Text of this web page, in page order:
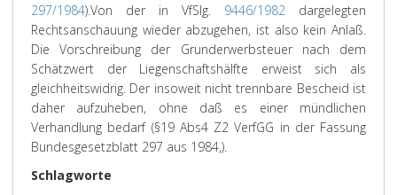
297/1984).Von der in VfSlg. 9446/1982 dargelegten
Rechtsanschauung wieder abzugehen, ist also kein Anlaß.
Die Vorschreibung der Grunderwerbsteuer nach dem
Schätzwert der Liegenschaftshälfte erweist sich als
gleichheitswidrig. Der insoweit nicht trennbare Bescheid ist
daher aufzuheben, ohne daß es einer mündlichen
Verhandlung bedarf (§19 Abs4 Z2 VerfGG in der Fassung
Bundesgesetzblatt 297 aus 1984,).
Schlagworte